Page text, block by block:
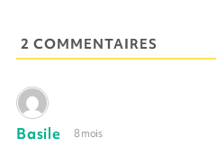
2 COMMENTAIRES
Basile 8 mois